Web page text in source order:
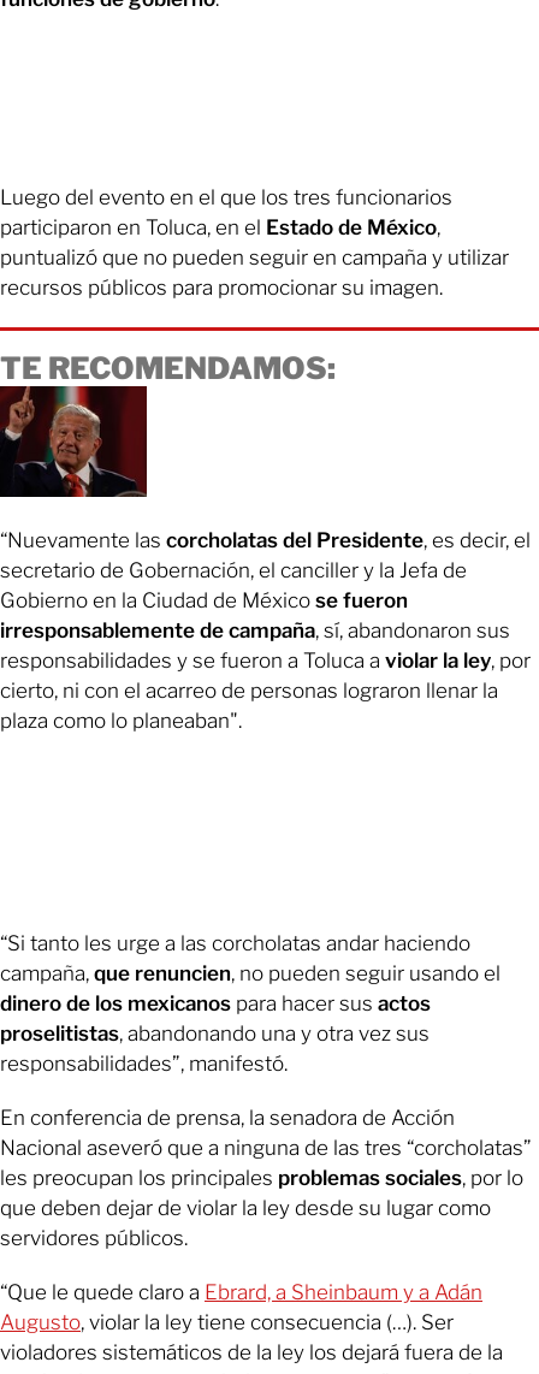
Luego del evento en el que los tres funcionarios
participaron en Toluca, en el Estado de México,
puntualizó que no pueden seguir en campaña y utilizar
recursos públicos para promocionar su imagen.
TE RECOMENDAMOS:
“Nuevamente las corcholatas del Presidente, es decir, el
secretario de Gobernación, el canciller y la Jefa de
Gobierno en la Ciudad de México se fueron
irresponsablemente de campaña, sí, abandonaron sus
responsabilidades y se fueron a Toluca a violar la ley, por
cierto, ni con el acarreo de personas lograron llenar la
plaza como lo planeaban".
“Si tanto les urge a las corcholatas andar haciendo
campaña, que renuncien, no pueden seguir usando el
dinero de los mexicanos para hacer sus actos
proselitistas, abandonando una y otra vez sus
responsabilidades”, manifestó.
En conferencia de prensa, la senadora de Acción
Nacional aseveró que a ninguna de las tres “corcholatas”
les preocupan los principales problemas sociales, por lo
que deben dejar de violar la ley desde su lugar como
servidores públicos.
“Que le quede claro a Ebrard, a Sheinbaum y a Adán
Augusto, violar la ley tiene consecuencia (…). Ser
violadores sistemáticos de la ley los dejará fuera de la